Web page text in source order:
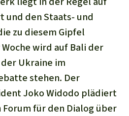
und den Staats- und
zu diesem Gipfel
wird auf Bali der
Ukraine im
stehen. Der
Joko Widodo plädiert
Forum für den Dialog über